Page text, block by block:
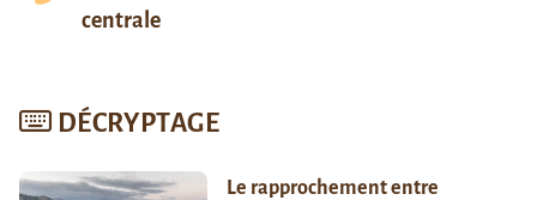
centrale
DÉCRYPTAGE
Le rapprochement entre